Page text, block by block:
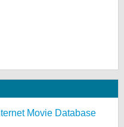
Movie Database